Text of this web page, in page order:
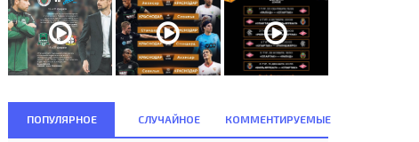
ПОПУЛЯРНОЕ СЛУЧАЙНОЕ КОММЕНТИРУЕМЫЕ